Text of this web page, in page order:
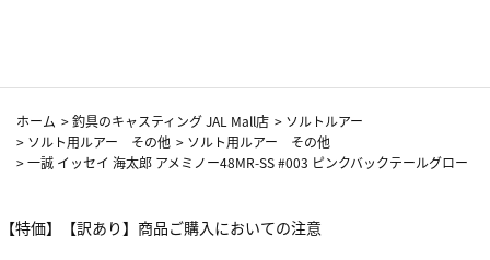
ホーム >釣具のキャスティング JAL Mall店 > ソルトルアー
> ソルト用ルアー その他 > ソルト用ルアー その他
>一誠 イッセイ 海太郎 アメミノー48MR-SS #003 ピンクバックテールグロー
【特価】【訳あり】商品ご購入においての注意